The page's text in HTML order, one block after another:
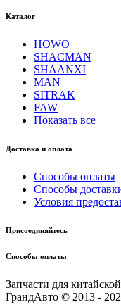
Каталог
HOWO
SHACMAN
SHAANXI
MAN
SITRAK
FAW
Показать все
Доставка и оплата
Способы оплаты
Способы
Условия
Присоединяйтесь
Способы оплаты
Запчасти для
ГрандАвто © 2013 -